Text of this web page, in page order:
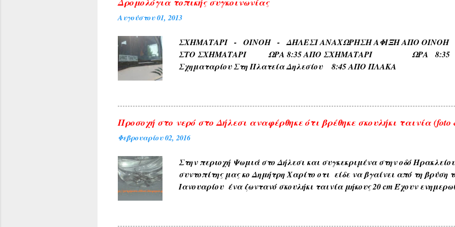
ΓΛΥΚΟΝΕΡΙ , ΓΛΥΚΟΒΡΥΣΗ , ΚΡΥΑ ΒΡΥΣΗ ). 5) Εκ των φυομένων
και καρπών αυτών όπως δενδρώνυμα , φυτώνυμα , καρπώνυμα
ΜΟΝΟΔΕΝΔΡΙ ) . 6) Εκ των διαφόρων τόπων που συχνάζουν τα ζώα
(Αετοράχη , Αηδονοράχη , Αετοκούκουλο ) . 7) Εκ του ...
Αυγούστου 01, 2013
ΣΧΗΜΑΤΑΡΙ - ΟΙΝΟΗ - ΔΗΛΕΣΙ ΑΝΑΧΩΡΗΣΗ ΑΦΙΞΗ
ΣΤΟ ΣΧΗΜΑΤΑΡΙ ΩΡΑ 8:35 ΑΠΟ ΣΧΗΜΑΤΑΡΙ ΩΡΑ 8:35
Σχηματαρίου Στη Πλατεία Δηλεσίου 8:45 ΑΠΟ ΠΛΑΚΑ
Προσοχή στο νερό στο Δήλεσι αναφέρθηκε ότι βρέθηκε σκουλήκι ταινία (foto
Φεβρουαρίου 02, 2016
Στην περιοχή Ψωμιά στο Δήλεσι και συγκεκριμένα στην οδό
συντοπίτης μας κο Δημήτρη Χαρίτο οτι είδε να βγαίνει από τη βρύση
Ιανουαρίου ένα ζωντανό σκουλήκι ταινία μήκους 20 cm Έχουν
ανακοινώνεται με κάθε επιφύλαξη ώστε να είμαστε προσεκτικότεροι